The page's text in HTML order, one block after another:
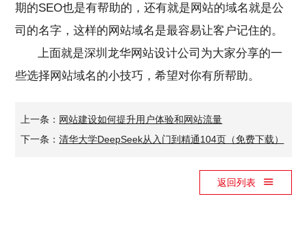
期的SEO也是有帮助的，还有就是网站的域名就是公
司的名字，这样的网站域名是最容易让客户记住的。
上面就是深圳龙华网站设计公司 为大家分享的一
些选择网站域名的小技巧，希望对你有所帮助。
上一条： 网站建设如何提升用户体验和网站流量
下一条：清华大学DeepSeek从入门到精通104页（免费下载）
返回列表